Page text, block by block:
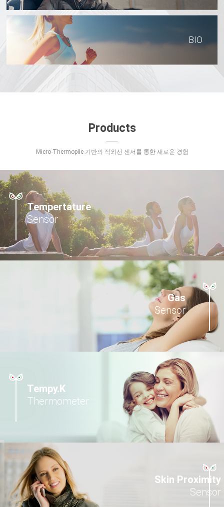
BIO
Products
Micro-Thermopile 기반의 적외선 센서를 통한 새로운 경험
Tempertature
Sensor
Gas
Sensor
Tempy.K
Thermometer
Skin Proximity
Sensor